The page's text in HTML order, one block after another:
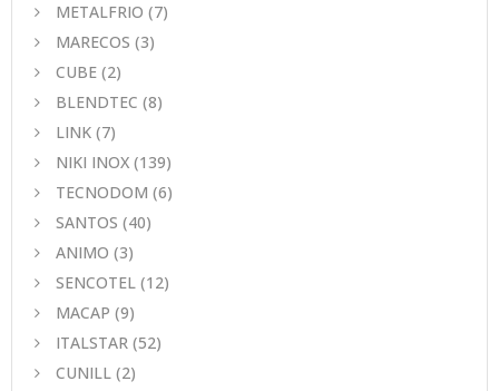
METALFRIO (7)
MARECOS (3)
CUBE (2)
BLENDTEC (8)
LINK (7)
NIKI INOX (139)
TECNODOM (6)
SANTOS (40)
ANIMO (3)
SENCOTEL (12)
MACAP (9)
ITALSTAR (52)
CUNILL (2)